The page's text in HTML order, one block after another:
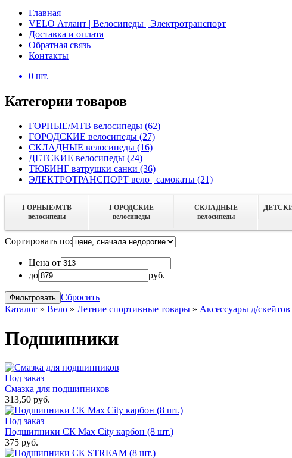
Главная
VELO Атлант | Велосипеды | Электротранспорт
Доставка и оплата
Обратная связь
Контакты
0 шт.
Категории товаров
ГОРНЫЕ/MTB велосипеды (62)
ГОРОДСКИЕ велосипеды (27)
СКЛАДНЫЕ велосипеды (16)
ДЕТСКИЕ велосипеды (24)
ТЮБИНГ ватрушки санки (36)
ЭЛЕКТРОТРАНСПОРТ вело | самокаты (21)
ГОРНЫЕ/MTB
велосипеды
ГОРОДСКИЕ
велосипеды
СКЛАДНЫЕ
велосипеды
Сортировать по:
Цена от
до
руб.
Сбросить
Каталог » Вело » Летние спортивные товары » Аксессуары д/
Подшипники
Под заказ
Смазка для подшипников
313,50 руб.
Под заказ
Подшипники СК Max City карбон (8 шт.)
375 руб.